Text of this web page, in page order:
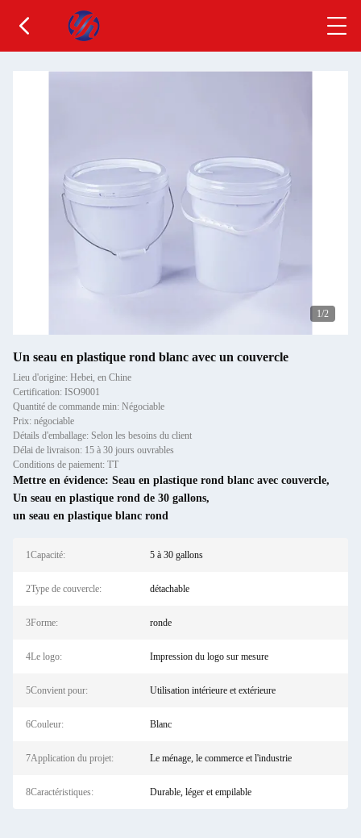
1/2
Un seau en plastique rond blanc avec un couvercle
Lieu d'origine: Hebei, en Chine
Certification: ISO9001
Quantité de commande min: Négociable
Prix: négociable
Détails d'emballage: Selon les besoins du client
Délai de livraison: 15 à 30 jours ouvrables
Conditions de paiement: TT
Mettre en évidence: Seau en plastique rond blanc avec couvercle,
Un seau en plastique rond de 30 gallons,
un seau en plastique blanc rond
1Capacité: 5 à 30 gallons
2Type de couvercle: détachable
3Forme: ronde
4Le logo: Impression du logo sur mesure
5Convient pour: Utilisation intérieure et extérieure
6Couleur: Blanc
7Application du projet: Le ménage, le commerce et l'industrie
8Caractéristiques: Durable, léger et empilable